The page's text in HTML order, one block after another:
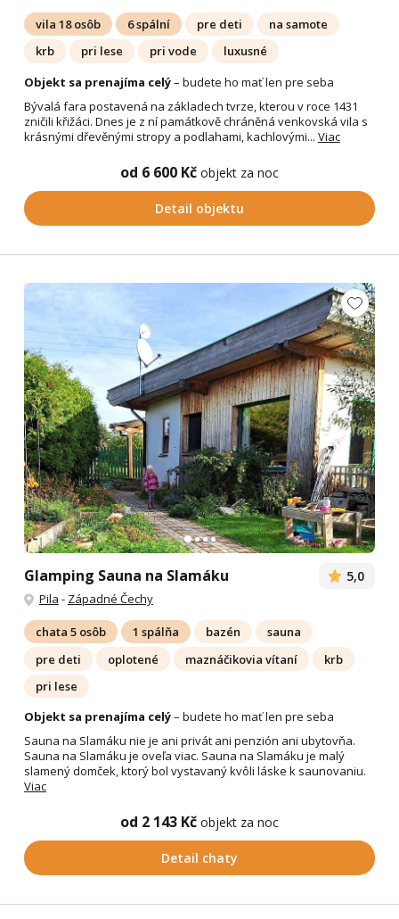
vila 18 osôb 6 spální pre deti
na samote
krb
pri lese pri vode
luxusné
Objekt sa prenajíma celý– budete ho mať len pre seba
Bývalá fara postavená na základech tvrze, kterou v roce 1431
zničili křižáci. Dnes je z ní památkově chráněná venkovská vila s
krásnými dřevěnými stropy a podlahami, kachlovými... Viac
od 6 600 Kč objekt za noc
Detail objektu
Glamping Sauna na Slamáku 5,0
Pila - Západné Čechy
chata 5 osôb 1 spálňa bazén
sauna
pre deti
oplotené maznáčikovia vítaní
krb
pri lese
Objekt sa prenajíma celý– budete ho mať len pre seba
Sauna na Slamáku nie je ani privát ani penzión ani ubytovňa.
Sauna na Slamáku je oveľa viac. Sauna na Slamáku je malý
slamený domček, ktorý bol vystavaný kvôli láske k saunovaniu.
Viac
od 2 143 Kč objekt za noc
Detail chaty